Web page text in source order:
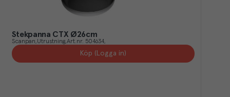
Stekpanna CTX Ø26cm
Scanpan Utrustning Art.nr. 504634
Köp (Logga in)